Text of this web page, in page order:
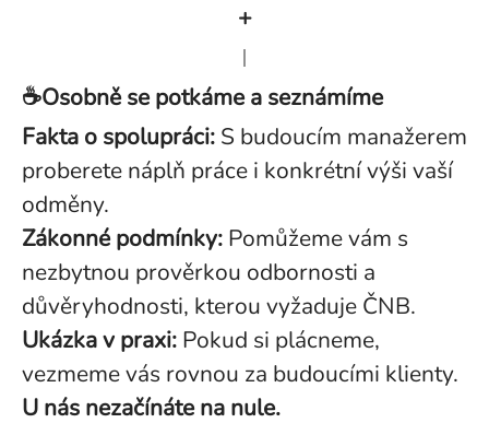
+
☕Osobně se potkáme a seznámíme
Fakta o spolupráci: S budoucím manažerem
proberete náplň práce i konkrétní výši vaší
odměny.
Zákonné podmínky: Pomůžeme vám s
nezbytnou prověrkou odbornosti a
důvěryhodnosti, kterou vyžaduje ČNB.
Ukázka v praxi: Pokud si plácneme,
vezmeme vás rovnou za budoucími klienty.
U nás nezačínáte na nule.